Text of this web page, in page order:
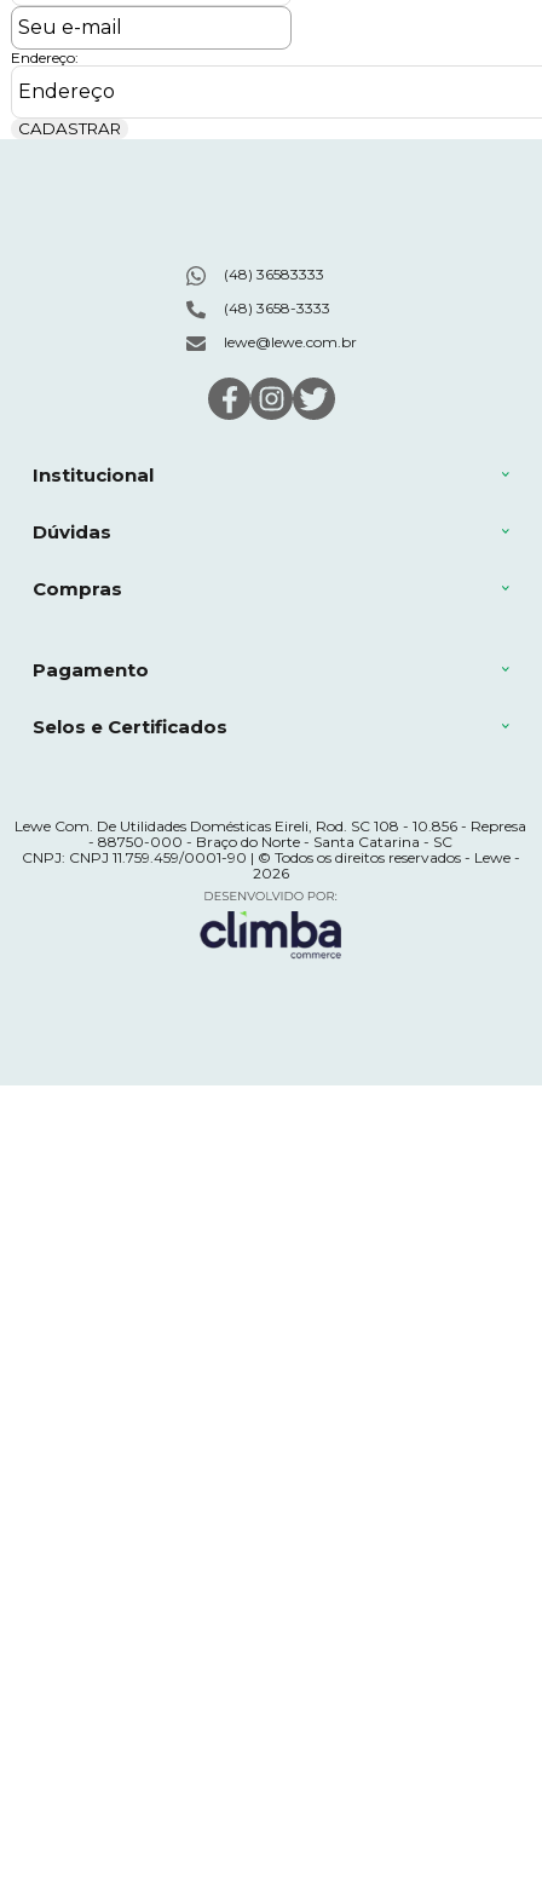
Endereço:
CADASTRAR
Institucional
Dúvidas
Compras
(48) 36583333
(48) 3658-3333
lewe@lewe.com.br
Pagamento
Selos e Certificados
Lewe Com. De Utilidades Domésticas Eireli, Rod. SC 108 - 10.856 - Represa
- 88750-000 - Braço do Norte - Santa Catarina - SC
CNPJ: CNPJ 11.759.459/0001-90 | © Todos os direitos reservados - Lewe -
2026